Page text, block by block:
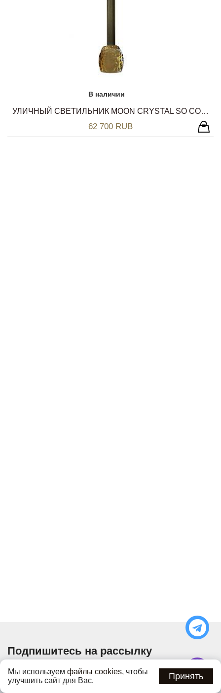
В наличии
УЛИЧНЫЙ СВЕТИЛЬНИК MOON CRYSTAL SO CONTARDI
62 700 RUB
Подпишитесь на рассылку
предложениях первыми
Мы используем файлы cookies, чтобы
улучшить сайт для Вас.
Принять